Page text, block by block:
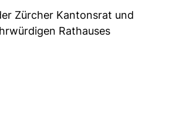
Zürcher Kantonsrat und
Rathauses